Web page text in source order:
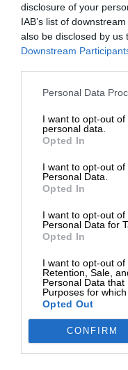
disclosure of your
IAB’s list of
also be disclosed by us
Downstream
Personal Data
I want to opt-out
personal data.
Opted In
I want to opt-out
Personal Data.
Opted In
I want to opt-out
Personal Data for
Opted In
I want to opt-out of
Retention, Sale,
Personal Data
Purposes for
Opted Out
CONFIRM
Sprzęt HP to dobry
nasz